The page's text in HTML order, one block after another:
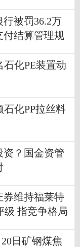
被罚36.2万
付结算管理规
石化PE装置动
石化PP拉丝料
资？国金资管
券维持福莱特
级 指竞争格局
日矿钢煤焦